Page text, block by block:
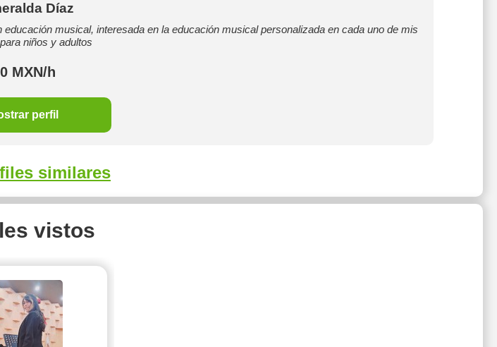
Díaz
musical, interesada en la educación musical personalizada en cada uno de mis
niños y adultos
MXN/h
perfil
similares
vistos